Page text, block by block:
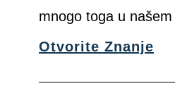
mnogo toga u
Otvorite Znanje